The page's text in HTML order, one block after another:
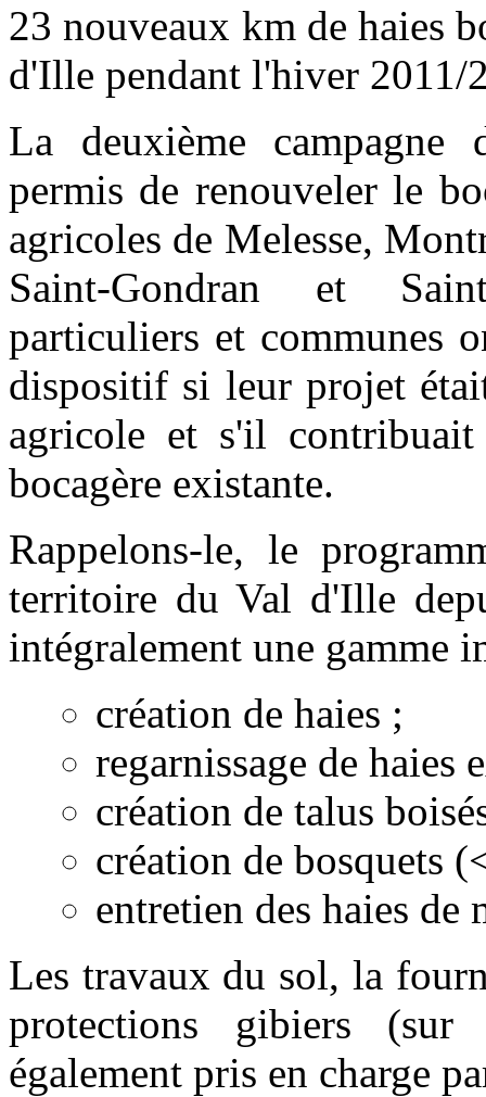
23 nouveaux km de haies
d'Ille pendant l'hiver 2011/
La deuxième
permis de renouveler le
agricoles de Melesse,
Saint-Gondran et
particuliers et communes
dispositif si leur projet
agricole et s'il
bocagère existante.
Rappelons-le, le
territoire du Val d'Ille
intégralement une gamme
création de haies ;
regarnissage de haies
création de talus
création de bosquets
entretien des haies de
Les travaux du sol, la
protections gibiers
également pris en charge